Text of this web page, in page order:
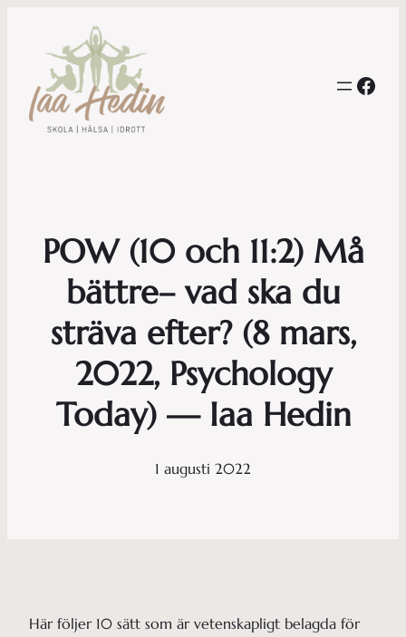
POW (10 och 11:2) Må
bättre– vad ska du
sträva efter? (8 mars,
2022, Psychology
Today) — Iaa Hedin
1 augusti 2022
Här följer 10 sätt som är vetenskapligt belagda för